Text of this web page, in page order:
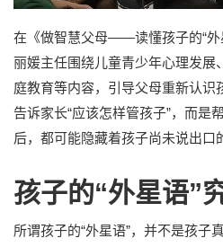
在《做智慧父母——读懂孩子的“外
丽媛主任围绕儿童青少年心理发展
庭教育等内容，引导父母重新认识
告诉家长“应该怎样管孩子”，而是
后，都可能隐藏着孩子尚未说出口
孩子的“外星语”
所谓孩子的“外星语”，并不是孩子